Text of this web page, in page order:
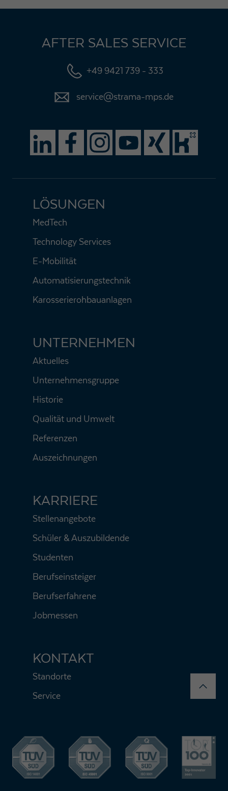
AFTER SALES SERVICE
+49 9421 739 - 333
service@strama-mps.de
LÖSUNGEN
MedTech
Technology Services
E-Mobilität
Automatisierungstechnik
Karosserierohbauanlagen
UNTERNEHMEN
Aktuelles
Unternehmensgruppe
Historie
Qualität und Umwelt
Referenzen
Auszeichnungen
KARRIERE
Stellenangebote
Schüler & Auszubildende
Studenten
Berufseinsteiger
Berufserfahrene
Jobmessen
KONTAKT
Standorte
Service